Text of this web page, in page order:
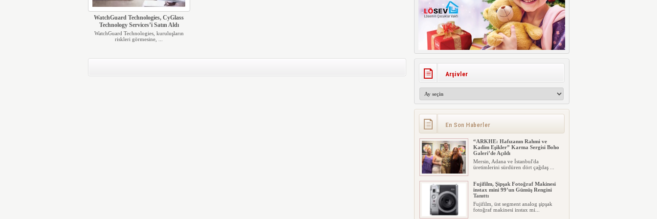
WatchGuard Technologies, CyGlass
Technology Services’i Satın Aldı
WatchGuard Technologies, kuruluşların
riskleri görmesine, ...
Arşivler
En Son Haberler
“ARKHE: Hafızanın Rahmi ve
Kadim Eşikler” Karma Sergisi Boho
Galeri’de Açıldı
Mersin, Adana ve İstanbul'da
üretimlerini sürdüren dört çağdaş ...
Fujifilm, Şipşak Fotoğraf Makinesi
instax mini 99’un Gümüş Rengini
Tanıttı
Fujifilm, üst segment analog şipşak
fotoğraf makinesi instax mi...